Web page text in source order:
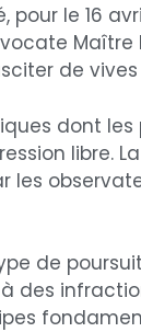
le 16
de
dont
libre.
de
des